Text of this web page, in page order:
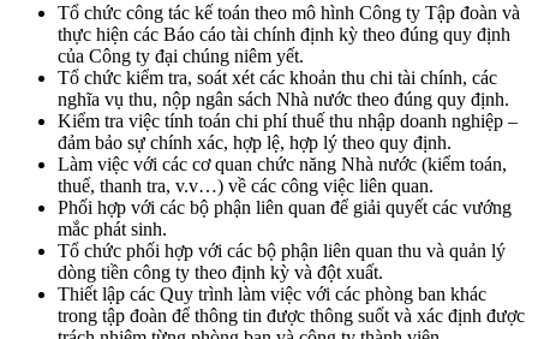
Tổ chức công tác kế toán theo mô hình Công ty Tập đoàn và
thực hiện các Báo cáo tài chính định kỳ theo đúng quy định
của Công ty đại chúng niêm yết.
Tổ chức kiểm tra, soát xét các khoản thu chi tài chính, các
nghĩa vụ thu, nộp ngân sách Nhà nước theo đúng quy định.
Kiểm tra việc tính toán chi phí thuế thu nhập doanh nghiệp –
đảm bảo sự chính xác, hợp lệ, hợp lý theo quy định.
Làm việc với các cơ quan chức năng Nhà nước (kiểm toán,
thuế, thanh tra, v.v…) về các công việc liên quan.
Phối hợp với các bộ phận liên quan để giải quyết các vướng
mắc phát sinh.
Tổ chức phối hợp với các bộ phận liên quan thu và quản lý
dòng tiền công ty theo định kỳ và đột xuất.
Thiết lập các Quy trình làm việc với các phòng ban khác
trong tập đoàn để thông tin được thông suốt và xác định được